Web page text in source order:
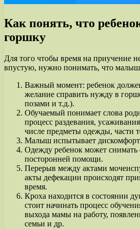
Как понять, что
горшку
Для того чтобы время на приучение
впустую, нужно понимать, что
Важный момент: ребенок
желание справить нужду в
позами и т.д.).
Обучаемый понимает слова
процесс раздевания,
числе предметы одежды, части
Малыш испытывает дискомфорт
Одежду ребенок может снимать
посторонней помощи.
Перерыв между актами
акты дефекации происходят
время.
Кроха находится в состоянии
стоит начинать процесс
выхода мамы на работу,
семьи и др.